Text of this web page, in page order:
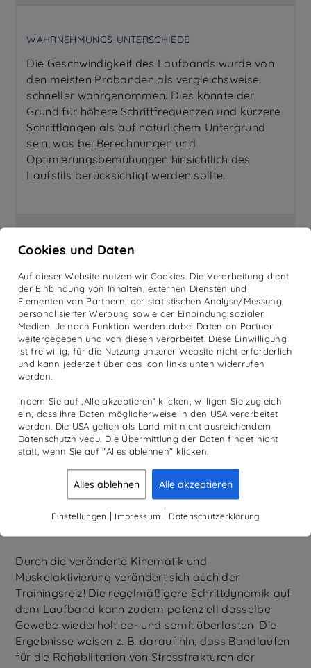
WAHRNEHMUNGS-UNTERSCHIEDE
Die Geschwindigkeit des Laufbands wurde von
den meisten Probanden als vergleichsweise
schneller wahrgenommen. Dies könnte der
Grund für höhere Schrittfrequenzen und kürzere
Schrittlängen als auf natürlichem Untergrund
sein, was bei Berechnungen und
Optimierungsbemühungen hinsichtlich des
Laufstils berücksichtigt werden sollte.
Durch den geringeren Luftwiderstand auf dem
nicht geneigten Laufband bei Geschwindigkeiten
<18 km/h fällt die zu erreichende
Ausdauerleistung insgesamt schlechter aus. Eine
Erklärung für die (bezüglich Luftwiderstand)
theoretisch besser erwartbare, in der Praxis
aber etwas schlechtere Laufleistung auf dem
Band vermuten die Autoren in einer Kombination
aus geringerer Sauerstoffaufnahme,
veränderter Lauftechnik und -ökonomie
aufgrund mangelnden Laufkomforts und
weniger Schweiß verdunstet).
Durch die veränderte Kinematik und
Muskelaktivierung verändert sich auch der
Trainingsreiz! Die regelmäßigere Schrittdynamik auf
dem Laufband kann zudem potenziell dasselbe
Gewebe wiederholt be- und somit überlasten. Die
Ergebnisse weisen z. B. darauf hin, dass Bandlaufen
für die Rehabilitation von Stressfrakturen der
Cookies und Daten
Auf dieser Website nutzen wir Cookies. Die Verarbeitung dient
der Einbindung von Inhalten, externen Diensten und
Elementen von Partnern, der statistischen Analyse/Messung,
personalisierter Werbung sowie der Einbindung sozialer
Medien. Je nach Funktion werden dabei Daten an Partner
weitergegeben und von diesen verarbeitet. Diese Einwilligung
ist freiwillig, für die Nutzung unserer Website nicht erforderlich
und kann jederzeit über das Icon links unten widerrufen
werden.
Indem Sie auf ‚Alle akzeptieren‘ klicken, willigen Sie zugleich
ein, dass Ihre Daten möglicherweise in den USA verarbeitet
werden. Die USA gelten als Land mit nicht ausreichendem
Datenschutzniveau. Die Übermittlung der Daten findet nicht
statt, wenn Sie auf "Alles ablehnen" klicken.
Alles ablehnen Alle akzeptieren
Einstellungen | Impressum | Datenschutzerklärung